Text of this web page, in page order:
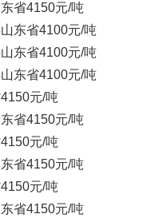
省4150元/吨
山东省4100元/吨
山东省4100元/吨
山东省4100元/吨
4150元/吨
省4150元/吨
4150元/吨
省4150元/吨
4150元/吨
省4150元/吨